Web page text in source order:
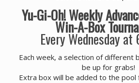
Yu-Gi-Oh! Weekly
Win-A-Box
Every Wednesday
Each week, a selection of different
be up for grabs!
Extra box will be added to the pool